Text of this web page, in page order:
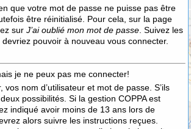
que votre mot de passe ne puisse pas être
être réinitialisé. Pour cela, sur la page
sur J’ai oublié mon mot de passe . Suivez les
pouvoir à nouveau vous connecter.
je ne peux pas me connecter!
vos nom d’utilisateur et mot de passe. S’ils
possibilités. Si la gestion COPPA est
indiqué avoir moins de 13 ans lors de
alors suivre les instructions reçues.